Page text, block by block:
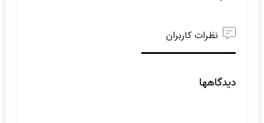
نظرات کاربران
دیدگاهها